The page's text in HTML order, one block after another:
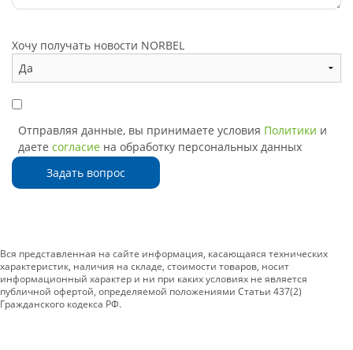
Хочу получать новости NORBEL
Отправляя данные, вы принимаете условия Политики и
даете согласие на обработку персональных данных
Задать вопрос
Вся представленная на сайте информация, касающаяся технических
характеристик, наличия на складе, стоимости товаров, носит
информационный характер и ни при каких условиях не является
публичной офертой, определяемой положениями Статьи 437(2)
Гражданского кодекса РФ.